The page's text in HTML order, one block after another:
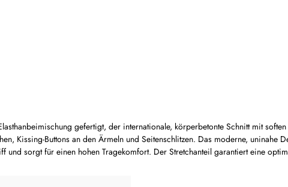
gefertigt, der internationale, körperbetonte Schnitt mit
Kissing-Buttons an den Ärmeln und Seitenschlitzen. Das moderne,
sorgt für einen hohen Tragekomfort. Der Stretchanteil garantiert eine